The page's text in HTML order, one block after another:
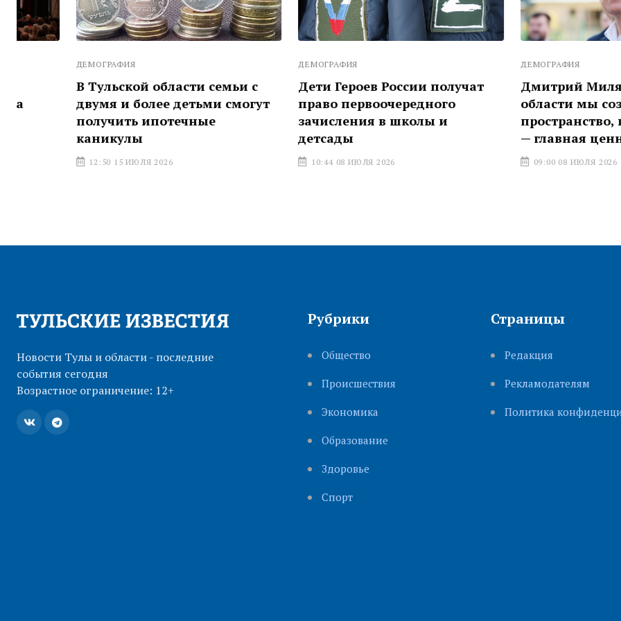
В Тульской области семьи с
двумя и более детьми смогут
получить ипотечные
каникулы
12:50 15 ИЮЛЯ 2026
ДЕМОГРАФИЯ
Дети Героев России получат
право первоочередного
зачисления в школы и
10:44 08 ИЮЛЯ 2026
ДЕМОГРАФИЯ
Дмитрий Миляев: В
области мы создаём
пространство, в
— главная ценность
09:00 08 ИЮЛЯ 2026
Новости Тулы и области - последние
события сегодня
Возрастное ограничение: 12+
Рубрики
Общество
Происшествия
Экономика
Образование
Здоровье
Cпорт
Страницы
Редакция
Рекламодателям
Политика